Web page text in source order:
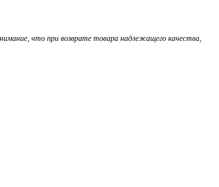
что при возврате товара надлежащего качества,